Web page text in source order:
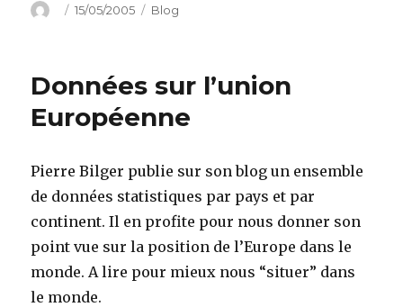
Author
Posted
15/05/2005 Categories
Blog
Données sur l’union
Européenne
Pierre Bilger publie sur son blog un ensemble
de données statistiques par pays et par
continent. Il en profite pour nous donner son
point vue sur la position de l’Europe dans le
monde. A lire pour mieux nous “situer” dans
le monde.